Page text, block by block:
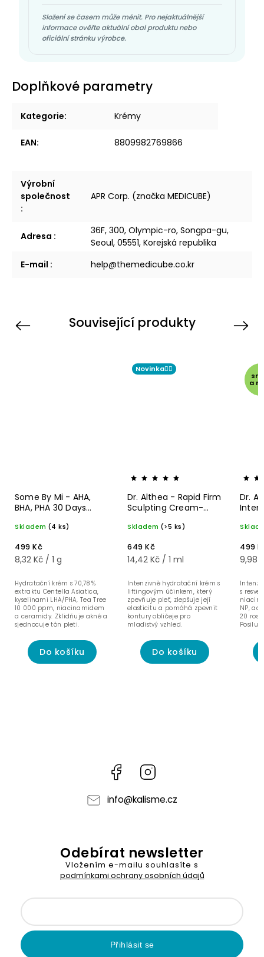
Složení se časem může měnit. Pro nejaktuálnější
informace ověřte aktuální obal produktu nebo
oficiální stránku výrobce.
Doplňkové parametry
Kategorie: Krémy
EAN: 8809982769866
Výrobní
společnost
:
APR Corp. (značka MEDICUBE)
Adresa :
36F, 300, Olympic-ro, Songpa-gu,
Seoul, 05551, Korejská republika
E-mail : help@themedicube.co.kr
Související produkty
Previous
Some By Mi - AHA,
BHA, PHA 30 Days
Skladem (4 ks)
499 Kč
8,32 Kč / 1 g
Do košíku
Hydratační krém s 70,78 %
extraktu Centella Asiatica,
kyselinami LHA/PHA, Tea Tree
10 000 ppm, niacinamidem
a ceramidy. Zklidňuje akné a
sjednocuje tón pleti.
Novinka☝🏻
Dr. Althea - Rapid Firm
Sculpting Cream-
liftingovým účinkem
Skladem (>5 ks)
649 Kč
14,42 Kč / 1 ml
Do košíku
Intenzivně hydratační krém s
liftingovým účinkem, který
zpevňuje pleť, zlepšuje její
elasticitu a pomáhá zpevnit
kontury obličeje pro
mladistvý vzhled.
a
Dr.
50 ml
499
9,98
s
NP,
20
Next
Facebook
info@kalisme.cz
Odebírat newsletter
Vložením e-mailu souhlasíte s
podmínkami ochrany osobních údajů
Přihlásit se